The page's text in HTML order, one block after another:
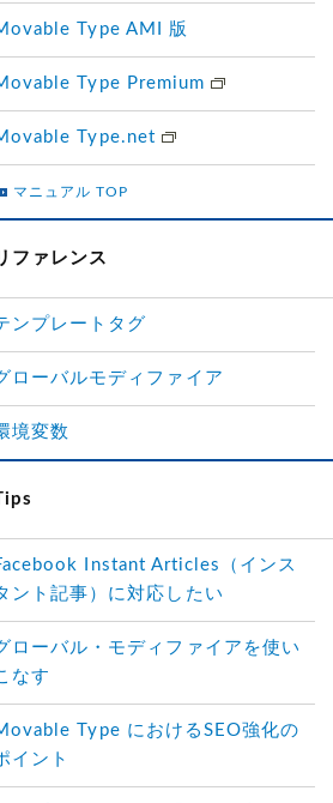
Type AMI 版
Type Premium
Type.net
マニュアル TOP
ファレンス
ンプレートタグ
ローバルモディファイア
境変数
Instant Articles（インス
ント記事）に対応したい
ローバル・モディファイアを使い
なす
Type におけるSEO強化の
イント